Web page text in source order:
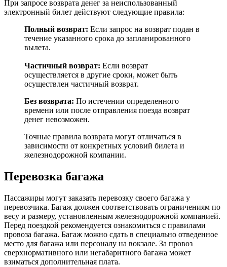
При запросе возврата денег за неиспользованный
электронный билет действуют следующие правила:
Полный возврат: Если запрос на возврат подан в
течение указанного срока до запланированного
вылета.
Частичный возврат: Если возврат
осуществляется в другие сроки, может быть
осуществлен частичный возврат.
Без возврата: По истечении определенного
времени или после отправления поезда возврат
денег невозможен.
Точные правила возврата могут отличаться в
зависимости от конкретных условий билета и
железнодорожной компании.
Перевозка багажа
Пассажиры могут заказать перевозку своего багажа у
перевозчика. Багаж должен соответствовать ограничениям по
весу и размеру, установленным железнодорожной компанией.
Перед поездкой рекомендуется ознакомиться с правилами
провоза багажа. Багаж можно сдать в специально отведенное
место для багажа или персоналу на вокзале. За провоз
сверхнормативного или негабаритного багажа может
взиматься дополнительная плата.